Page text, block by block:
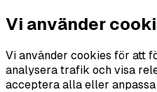
Vi använder
Vi använder cookies för att
analysera trafik och visa
acceptera alla eller anpassa